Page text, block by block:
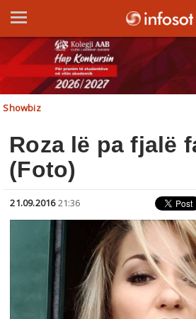
Showbiz
Roza lë pa fjalë
(Foto)
21.09.201621:36